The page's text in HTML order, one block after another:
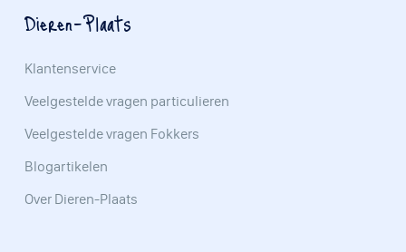
Dieren-Plaats
Klantenservice
Veelgestelde vragen particulieren
Veelgestelde vragen Fokkers
Blogartikelen
Over Dieren-Plaats